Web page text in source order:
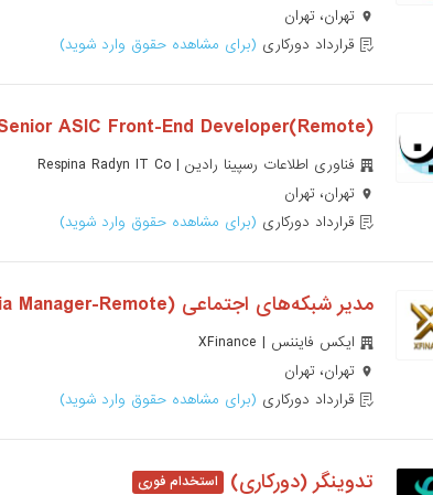
تهران، تهران
قرارداد دورکاری (برای مشاهده حقوق وارد شوید)
(Remote)Senior ASIC Front-End Developer
فناوری اطلاعات رسپینا رادین | Respina Radyn IT Co
تهران، تهران
قرارداد دورکاری (برای مشاهده حقوق وارد شوید)
مدیر شبکه‌های اجتماعی (Social Media Manager-Remote)
ایکس فایننس | XFinance
تهران، تهران
قرارداد دورکاری (برای مشاهده حقوق وارد شوید)
تدوینگر (دورکاری)